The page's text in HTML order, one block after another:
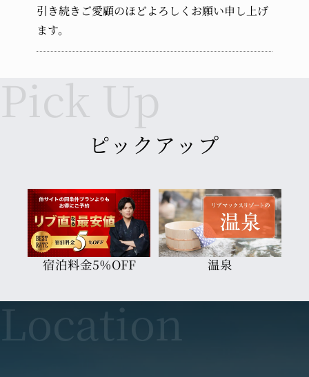
引き続きご愛顧のほどよろしくお願い申し上げ
ます。
ピックアップ
宿泊料金5％OFF 温泉